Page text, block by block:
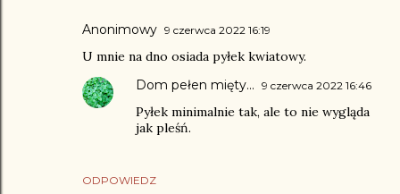
Anonimowy 9 czerwca 2022 16:19
U mnie na dno osiada pyłek kwiatowy.
ODPOWIEDZ
Dom pełen mięty... 9 czerwca 2022 16:46
Pyłek minimalnie tak, ale to nie wygląda
jak pleśń.